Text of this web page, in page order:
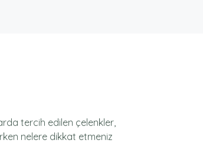
tercih edilen çelenkler,
nelere dikkat etmeniz